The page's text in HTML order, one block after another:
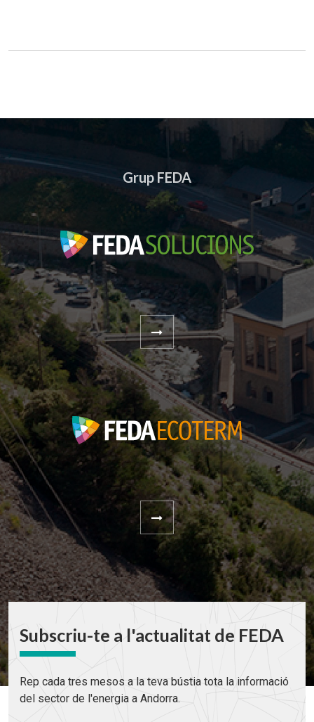
Grup FEDA
Subscriu-te a l'actualitat de FEDA
Rep cada tres mesos a la teva bústia tota la informació
del sector de l'energia a Andorra.